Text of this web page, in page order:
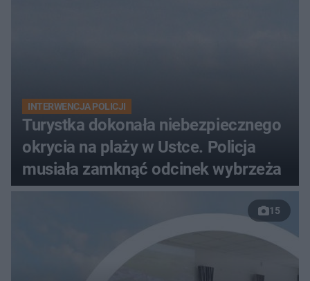
INTERWENCJA POLICJI
Turystka dokonała niebezpiecznego
okrycia na plaży w Ustce. Policja
musiała zamknąć odcinek wybrzeża
15